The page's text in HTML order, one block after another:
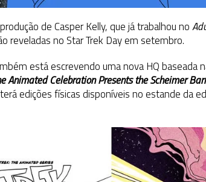
de Casper Kelly, que já trabalhou no
reveladas no Star Trek Day em setembro.
está escrevendo uma nova HQ baseada
Animated Celebration Presents the Scheimer
edições físicas disponíveis no estande da